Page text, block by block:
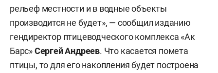
рельеф местности и в водные объекты
производится не будет», — сообщил изданию
гендиректор птицеводческого комплекса «Ак
Барс»Сергей Андреев. Что касается помета
птицы, то для его накопления будет построена